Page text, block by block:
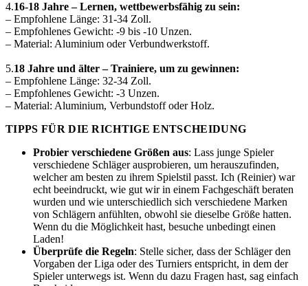
4.16-18 Jahre – Lernen, wettbewerbsfähig zu sein:
– Empfohlene Länge: 31-34 Zoll.
– Empfohlenes Gewicht: -9 bis -10 Unzen.
– Material: Aluminium oder Verbundwerkstoff.
5.18 Jahre und älter – Trainiere, um zu gewinnen:
– Empfohlene Länge: 32-34 Zoll.
– Empfohlenes Gewicht: -3 Unzen.
– Material: Aluminium, Verbundstoff oder Holz.
TIPPS FÜR DIE RICHTIGE ENTSCHEIDUNG
Probier verschiedene Größen aus: Lass junge Spieler
verschiedene Schläger ausprobieren, um herauszufinden,
welcher am besten zu ihrem Spielstil passt. Ich (Reinier) war
echt beeindruckt, wie gut wir in einem Fachgeschäft beraten
wurden und wie unterschiedlich sich verschiedene Marken
von Schlägern anfühlten, obwohl sie dieselbe Größe hatten.
Wenn du die Möglichkeit hast, besuche unbedingt einen
Laden!
Überprüfe die Regeln: Stelle sicher, dass der Schläger den
Vorgaben der Liga oder des Turniers entspricht, in dem der
Spieler unterwegs ist. Wenn du dazu Fragen hast, sag einfach